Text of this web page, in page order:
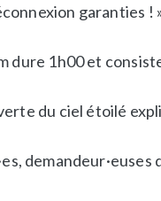
garanties !
dure 1h00 et
du ciel étoilé